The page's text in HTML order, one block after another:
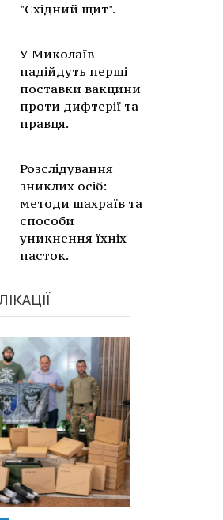
"Східний щит".
У Миколаїв
надійдуть перші
поставки вакцини
проти дифтерії та
правця.
Розслідування
зниклих осіб:
методи шахраїв та
способи
уникнення їхніх
пасток.